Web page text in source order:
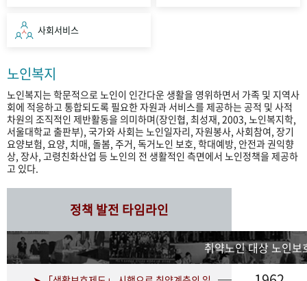
사회서비스
노인복지
노인복지는 학문적으로 노인이 인간다운 생활을 영위하면서 가족 및 지역사
회에 적응하고 통합되도록 필요한 자원과 서비스를 제공하는 공적 및 사적
차원의 조직적인 제반활동을 의미하며(장인협, 최성재, 2003, 노인복지학,
서울대학교 출판부), 국가와 사회는 노인일자리, 자원봉사, 사회참여, 장기
요양보험, 요양, 치매, 돌봄, 주거, 독거노인 보호, 학대예방, 안전과 권익향
상, 장사, 고령친화산업 등 노인의 전 생활적인 측면에서 노인정책을 제공하
고 있다.
정책 발전 타임라인
취약노인 대상 노인보